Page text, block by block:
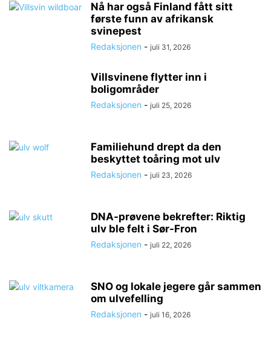
Nå har også Finland fått sitt
første funn av afrikansk
svinepest
Redaksjonen - juli 31, 2026
Villsvinene flytter inn i
boligområder
Redaksjonen - juli 25, 2026
Familiehund drept da den
beskyttet toåring mot ulv
Redaksjonen - juli 23, 2026
DNA-prøvene bekrefter: Riktig
ulv ble felt i Sør-Fron
Redaksjonen - juli 22, 2026
SNO og lokale jegere går sammen
om ulvefelling
Redaksjonen - juli 16, 2026